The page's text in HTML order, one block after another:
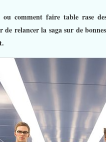
comment faire table rase
de relancer la saga sur de